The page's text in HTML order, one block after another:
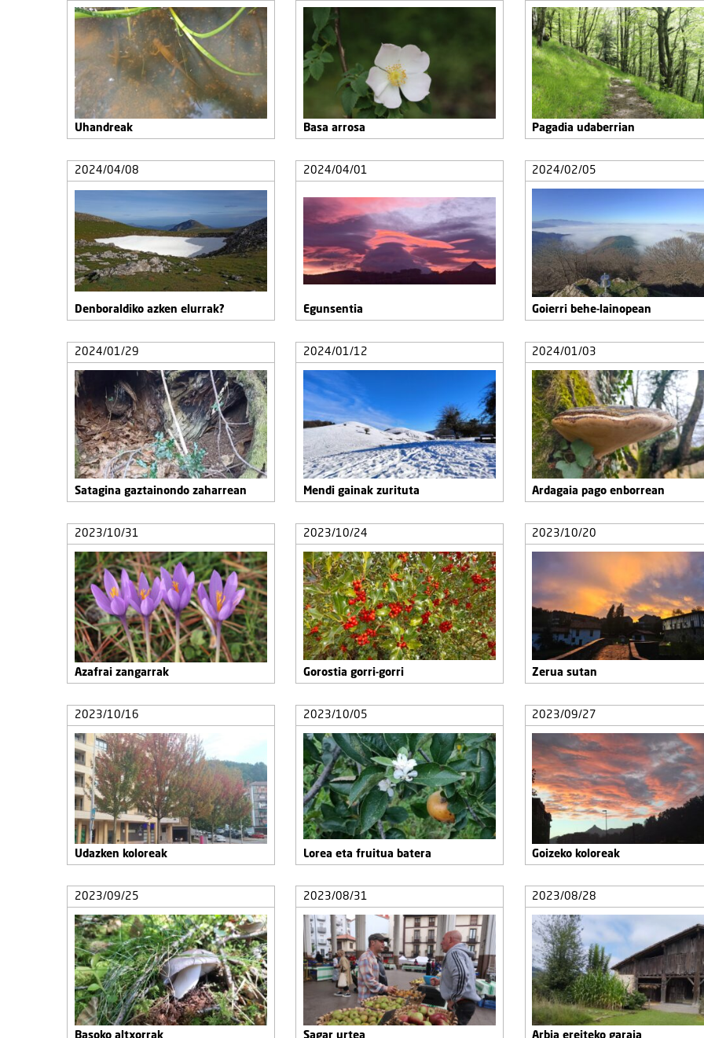
Uhandreak Basa arrosa Pagadia udaberrian
2024/04/08
Denboraldiko azken elurrak?
2024/04/01
Egunsentia
2024/02/05
Goierri behe-lainopean
2024/01/29
Satagina gaztainondo zaharrean
2024/01/12
Mendi gainak zurituta
2024/01/03
Ardagaia pago enborrean
2023/10/31
Azafrai zangarrak
2023/10/24
Gorostia gorri-gorri
2023/10/20
Zerua sutan
2023/10/16
Udazken koloreak
2023/10/05
Lorea eta fruitua batera
2023/09/27
Goizeko koloreak
2023/09/25
Basoko altxorrak
2023/08/31
Sagar urtea
2023/08/28
Arbia ereiteko garaia